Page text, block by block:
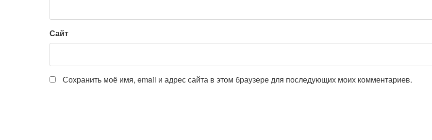
Сайт
Сохранить моё имя, email и адрес сайта в этом браузере для последующих моих комментариев.